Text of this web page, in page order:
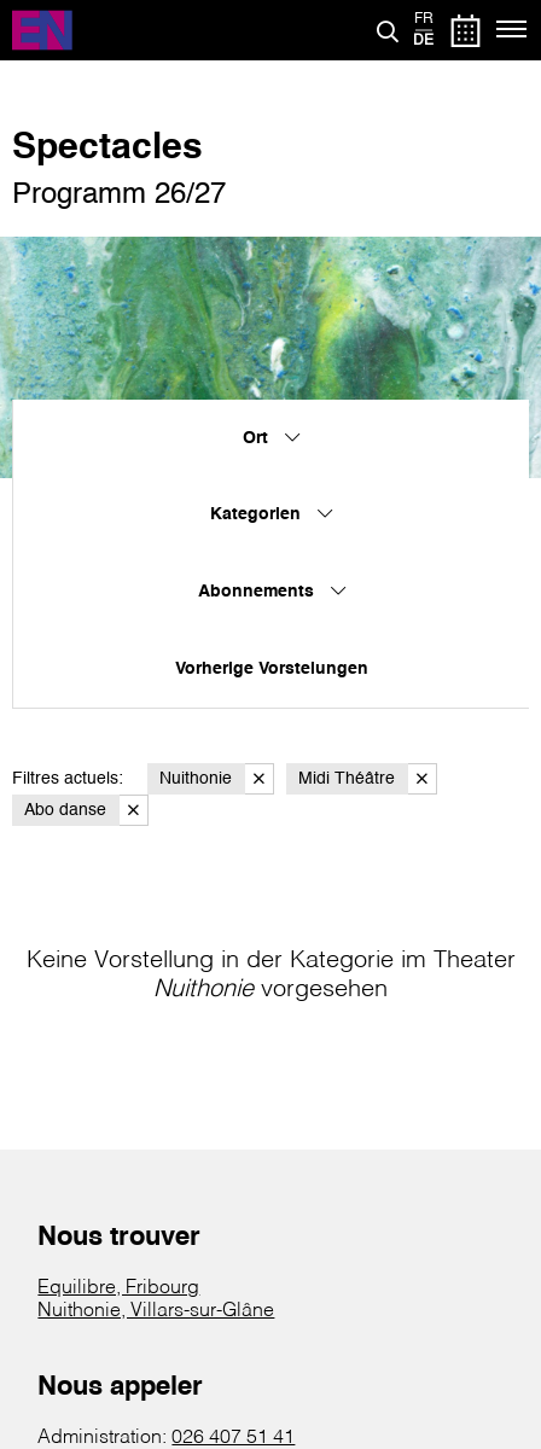
Direkt
zum
Inhalt
FR
DE
Spectacles
Programm 26/27
Ort
Kategorien
Abonnements
Vorherige Vorstelungen
Filtres actuels: Nuithonie
Midi Théâtre
Abo danse
Keine Vorstellung in der Kategorie im Theater
Nuithonievorgesehen
Nous trouver
Equilibre, Fribourg
Nuithonie, Villars-sur-Glâne
Nous appeler
Administration:026 407 51 41